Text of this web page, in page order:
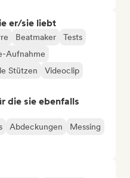
er/sie liebt
Beatmaker
Tests
Aufnahme
Stützen
Videoclip
die sie ebenfalls
Abdeckungen
Messing